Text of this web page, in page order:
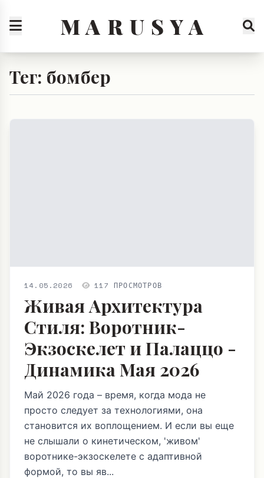
M A R U S Y A
Тег: бомбер
14.05.2026 117 ПРОСМОТРОВ
Живая Архитектура
Стиля: Воротник-
Экзоскелет и Палаццо -
Динамика Мая 2026
Май 2026 года – время, когда мода не
просто следует за технологиями, она
становится их воплощением. И если вы еще
не слышали о кинетическом, 'живом'
воротнике-экзоскелете с адаптивной
формой, то вы яв...